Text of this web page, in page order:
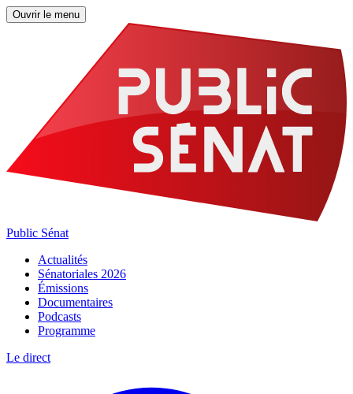
Ouvrir le menu
Public Sénat
Actualités
Sénatoriales 2026
Émissions
Documentaires
Podcasts
Programme
Le direct